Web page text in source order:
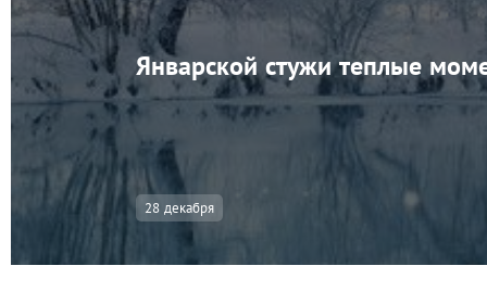
Январской стужи теплые
28 декабря